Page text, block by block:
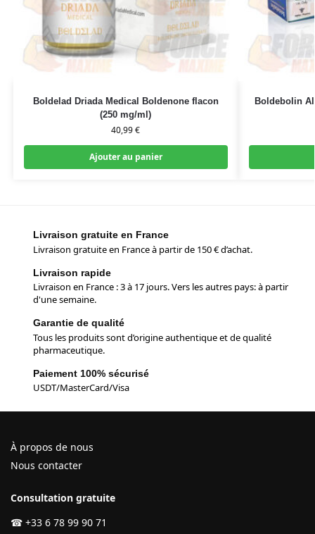
Boldelad Driada Medical Boldenone flacon
(250 mg/ml)
40,99€
Ajouter au panier
Boldebolin
Livraison gratuite en France
Livraison gratuite en France à partir de 150 € d’achat.
Livraison rapide
Livraison en France : 3 à 17 jours. Vers les autres pays: à partir
d'une semaine.
Garantie de qualité
Tous les produits sont d’origine authentique et de qualité
pharmaceutique.
Paiement 100% sécurisé
USDT/MasterCard/Visa
À propos de nous
Nous contacter
Consultation gratuite
☎ +33 6 78 99 90 71